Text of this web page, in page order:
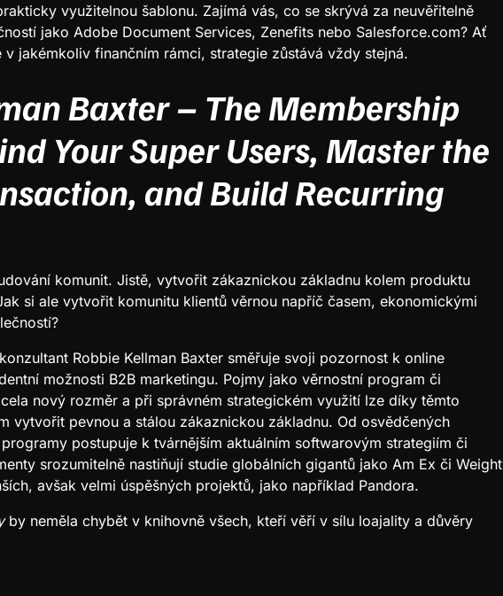
využitelnou šablonu. Zajímá vás, co se skrývá za neuvěřitelně
jako Adobe Document Services, Zenefits nebo Salesforce.com? Ať
jakémkoliv finančním rámci, strategie zůstává vždy stejná.
Baxter – The Membership
Your Super Users, Master the
and Build Recurring
komunit. Jistě, vytvořit zákaznickou základnu kolem produktu
si ale vytvořit komunitu klientů věrnou napříč časem, ekonomickými
Robbie Kellman Baxter směřuje svoji pozornost k online
možnosti B2B marketingu. Pojmy jako věrnostní program či
nový rozměr a při správném strategickém využití lze díky těmto
vytvořit pevnou a stálou zákaznickou základnu. Od osvědčených
postupuje k tvárnějším aktuálním softwarovým strategiím či
srozumitelně nastiňují studie globálních gigantů jako Am Ex či Weight
avšak velmi úspěšných projektů, jako například Pandora.
by neměla chybět v knihovně všech, kteří věří v sílu loajality a důvěry